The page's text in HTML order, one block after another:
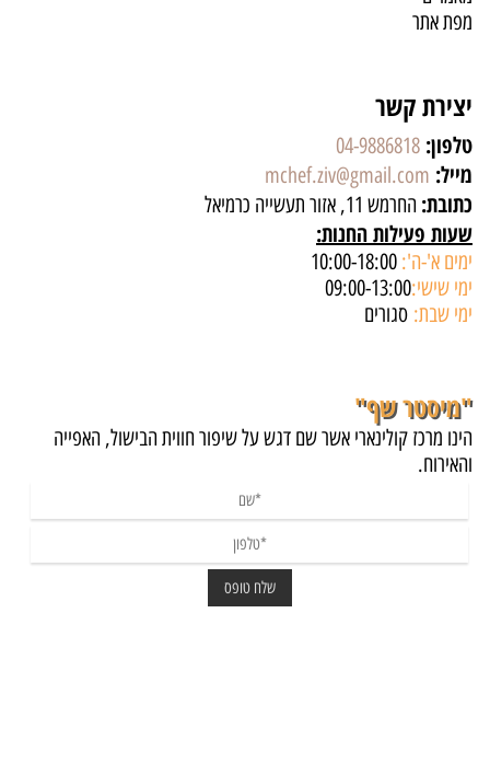
מפת אתר
יצירת קשר
טלפון: 04-9886818
מייל: mchef.ziv@gmail.com
כתובת: החרמש 11, אזור תעשייה כרמיאל
שעות פעילות החנות:
ימים א'-ה':
ימי שישי:09:00-13:00
ימי שבת: סגורים
"מיסטר שף"
הינו מרכז קולינארי אשר שם דגש על שיפור חווית הבישול, האפייה
והאירוח.